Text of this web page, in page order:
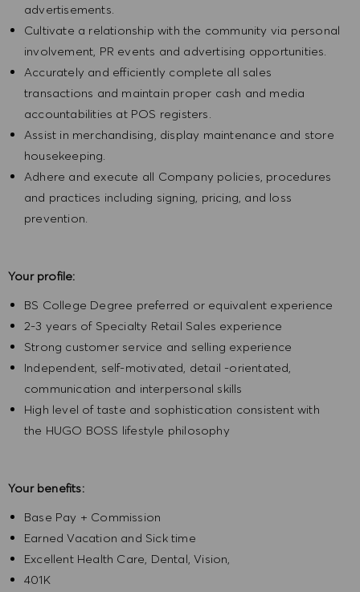
advertisements.
Cultivate a relationship with the community via personal
involvement, PR events and advertising opportunities.
Accurately and efficiently complete all sales
transactions and maintain proper cash and media
accountabilities at POS registers.
Assist in merchandising, display maintenance and store
housekeeping.
Adhere and execute all Company policies, procedures
and practices including signing, pricing, and loss
prevention.
Your profile:
BS College Degree preferred or equivalent experience
2-3 years of Specialty Retail Sales experience
Strong customer service and selling experience
Independent, self-motivated, detail -orientated,
communication and interpersonal skills
High level of taste and sophistication consistent with
the HUGO BOSS lifestyle philosophy
Your benefits:
Base Pay + Commission
Earned Vacation and Sick time
Excellent Health Care, Dental, Vision,
401K